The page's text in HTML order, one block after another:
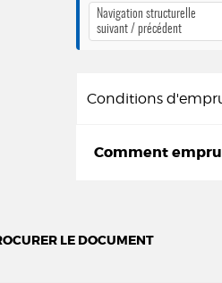
Navigation structurelle
suivant / précédent
Conditions
Comment
LE DOCUMENT